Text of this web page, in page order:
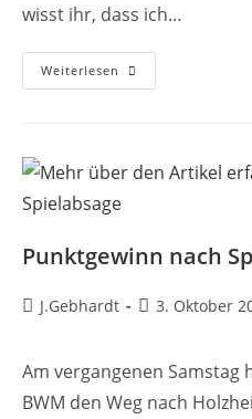
wisst ihr, dass ich…
Weiterlesen
Punktgewinn nach
J.Gebhardt 3. Oktober
Am vergangenen Samstag
BWM den Weg nach